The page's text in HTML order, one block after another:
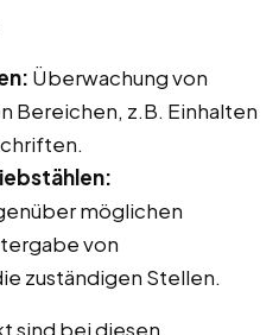
Überwachung von
Bereichen, z.B. Einhalten
möglichen
von
zuständigen Stellen.
sind bei diesen